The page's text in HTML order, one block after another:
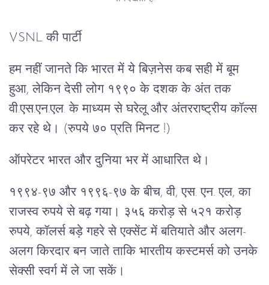
VSNL की पार्टी
हम नहीं जानते कि भारत में ये बिज़नेस कब सही में बूम
हुआ, लेकिन देसी लोग १९९० के दशक के अंत तक
वी.एस.एन.एल. के माध्यम से घरेलू और अंतरराष्ट्रीय कॉल्स
कर रहे थे। (रुपये ७० प्रति मिनट !)
ऑपरेटर भारत और दुनिया भर में आधारित थे।
१९९४-९७ और १९९६-९७ के बीच, वी, एस. एन. एल, का
राजस्व रुपये से बढ़ गया। ३५६ करोड़ से ५२१ करोड़
रुपये, कॉलर्स बड़े गहरे से एक्सेंट में बतियाते और अलग-
अलग किरदार बन जाते ताकि भारतीय कस्टमर्स को उनके
सेक्सी स्वर्ग में ले जा सकें।